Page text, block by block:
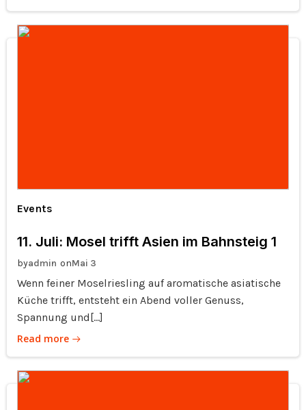
Events
11. Juli: Mosel trifft Asien im Bahnsteig 1
byadmin onMai 3
Wenn feiner Moselriesling auf aromatische asiatische
Küche trifft, entsteht ein Abend voller Genuss,
Spannung und[…]
Read more